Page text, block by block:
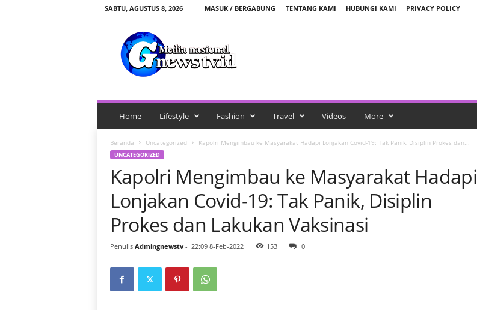
SABTU, AGUSTUS 8, 2026 MASUK / BERGABUNG TENTANG KAMI HUBUNGI KAMI PRIVACY POLICY
v
i
Home Lifestyle Fashion Travel Videos More
Beranda Uncategorized Kapolri Mengimbau ke Masyarakat Hadapi Lonjakan Covid-19: Tak Panik, Disiplin Prokes dan...
UNCATEGORIZED
Kapolri Mengimbau ke Masyarakat Hadapi
Lonjakan Covid-19: Tak Panik, Disiplin
Prokes dan Lakukan Vaksinasi
Penulis Admingnewstv- 22:09 8-Feb-2022 153 0